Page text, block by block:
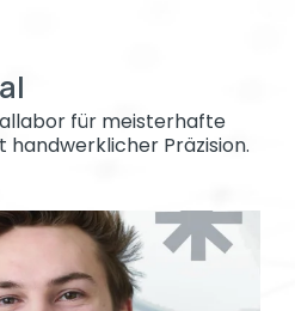
für meisterhafte
handwerklicher Präzision.